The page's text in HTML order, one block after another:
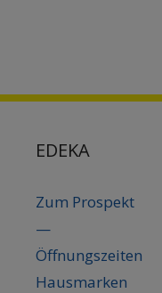
EDEKA
Zum Prospekt
—
Öffnungszeiten
Hausmarken